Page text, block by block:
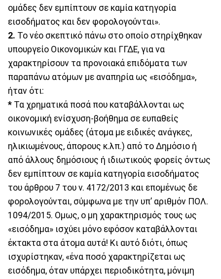
ομάδες δεν εμπίπτουν σε καμία κατηγορία
εισοδήματος και δεν φορολογούνται».
2. Το νέο σκεπτικό πάνω στο οποίο στηρίχθηκαν
υπουργείο Οικονομικών και ΓΓΔΕ, για να
χαρακτηρίσουν τα προνοιακά επιδόματα των
παραπάνω ατόμων με αναπηρία ως «εισόδημα»,
ήταν ότι:
* Τα χρηματικά ποσά που καταβάλλονται ως
οικονομική ενίσχυση-βοήθημα σε ευπαθείς
κοινωνικές ομάδες (άτομα με ειδικές ανάγκες,
ηλικιωμένους, άπορους κ.λπ.) από το Δημόσιο ή
από άλλους δημόσιους ή ιδιωτικούς φορείς όντως
δεν εμπίπτουν σε καμία κατηγορία εισοδήματος
του άρθρου 7 του ν. 4172/2013 και επομένως δε
φορολογούνται, σύμφωνα με την υπ’ αριθμόν ΠΟΛ.
1094/2015. Ομως, ο μη χαρακτηρισμός τους ως
«εισόδημα» ισχύει μόνο εφόσον καταβάλλονται
έκτακτα στα άτομα αυτά! Κι αυτό διότι, όπως
ισχυρίστηκαν, «ένα ποσό χαρακτηρίζεται ως
εισόδημα, όταν υπάρχει περιοδικότητα, μόνιμη